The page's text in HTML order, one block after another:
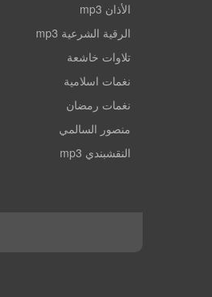
الأذان mp3
الرقية الشرعية mp3
تلاوات خاشعة
نغمات اسلامية
نغمات رمضان
منصور السالمي
النقشبندي mp3